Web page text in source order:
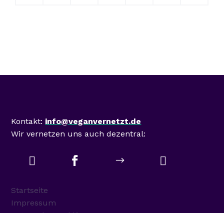
Kontakt: info@veganvernetzt.de
Wir vernetzen uns auch dezentral:
  $ 
Startseite
Impressum